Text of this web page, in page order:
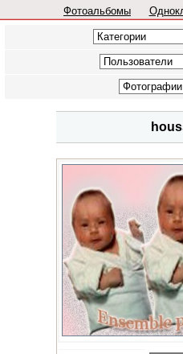
Фотоальбомы